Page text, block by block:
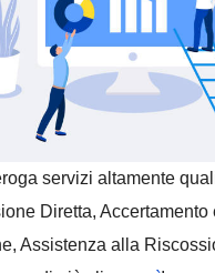
servizi altamente
Diretta, Accertamento
Assistenza alla